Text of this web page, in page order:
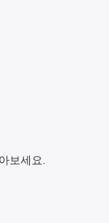
보세요.